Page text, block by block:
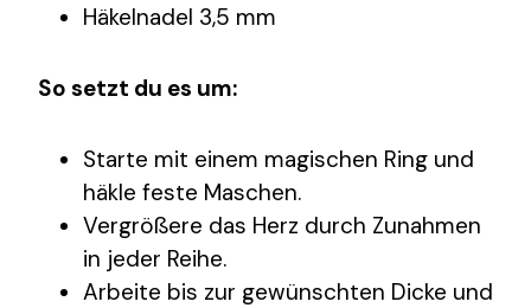
Häkelnadel 3,5 mm
So setzt du es um:
Starte mit einem magischen Ring und
häkle feste Maschen.
Vergrößere das Herz durch Zunahmen
in jeder Reihe.
Arbeite bis zur gewünschten Dicke und